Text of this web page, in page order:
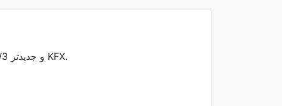
فایل‌های کیندل فرمت‌های کتاب الکترونیکی هستند که دستگاه‌های آمازون به صورت بومی می‌خوانند، عمدتاً AZW3 و جدیدتر KFX.